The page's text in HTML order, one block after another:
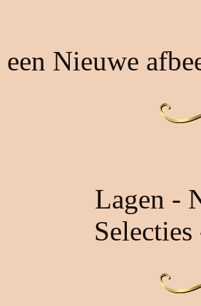
een Nieuwe
Lagen -